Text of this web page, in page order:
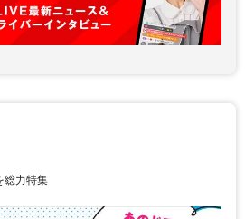
総力特集